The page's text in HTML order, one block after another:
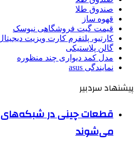
صندوق طلا
قهوه ساز
قیمت گیت فروشگاهی نیوسک
کارتیو، پلتفرم کارت ویزیت
گالن پلاستیکی
مدل کمد دیواری چند منظوره
نمایندگی asus
پیشنهاد سردبیر
می‌شوند